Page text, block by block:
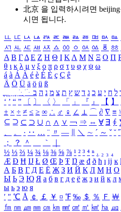
北京 을 입력하시려면 beijing
시면 됩니다.
ㅥ ㅦ ㅧ ㅨ ㅩ ㅪ ㅫ ㅬ ㅭ ㅮ ㅯ ㅰ
ㅺ ㅻ ㅼ ㅽ ㅾ ㅿ ㆀ ㆁ ㆂ ㆃ ㆄ ㆅ
Α Β ΓΔ Ε Ζ Η Θ Ι ΚΛ Μ Ν Ξ Ο Π
θ ι κ λ μ ν ξ ο π ρ σ τ υ φ χ ψ ω
á à Á À é è É È ç Ç ê
Ä Ö Ü ä ö ü ß
ִֶֹ ֻּ ׁׂ ל ח י ע כ ג ד ש ץ ת צ מ נ ה ב
‘ ’ “ ” 〔 〕 〈 〉 「 」 『 』 【 】
± × ÷ ≠ ≤ ≥ ∞ ∴ ♂ ♀ ∠ ⊥ ⌒ ∂ ∇ ≡
⊆ ⊇ ⊂ ⊃ ∪ ∩ ∧ ∨ ￢ ⇒ ⇔ ∀ ∃ ∮
、
。 · ‥ … ¨ 〃 ― ＼ ∼ ´ ～ ˇ ˘ ˝
；
？ ＾ ｀
½ ⅓ ⅔ ¼ ¾ ⅛ ⅜ ⅝ ⅞ ¹ ² ³ ⁴ ⁿ ₁ ₂ ₃ ₄
Æ Ð Ħ Ĳ Ł Ø Œ Þ Ŧ Ŋ æ đ ð ħ ı ĳ ĸ
А Б В Г Д Е Ё Ж З И Й К Л М Н О
Ы Ь Э Ю Я а б в г д е ё ж з и й к л
ы ь э ю я
′ ″ ℃ Å ￠ ￡ ￥ ¤ ℉ ‰ ＄ ％ Ｆ ￦
㎙ ㎚ ㎛ ㎜ ㎝ ㎞ ㎟ ㎠ ㎡ ㎢ ㏊ ㎍